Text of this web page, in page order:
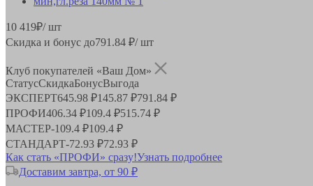
10 419₽/ шт
Скидка и бонус до791.84 ₽/ шт
Клуб покупателей «Ваш Дом»
СтатусСкидкаБонусВыгода
ЭКСПЕРТ645.98 ₽145.87 ₽791.84 ₽
ПРОФИ406.34 ₽109.4 ₽515.74 ₽
МАСТЕР-109.4 ₽109.4 ₽
СТАНДАРТ-72.93 ₽72.93 ₽
Как стать «ПРОФИ» сразу!Узнать подробнее
Доставим завтра, от 90 ₽